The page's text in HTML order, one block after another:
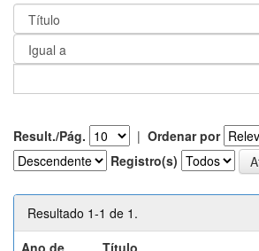
Result./Pág. | Ordenar por
Registro(s)
Resultado 1-1 de 1.
Ano de
Título